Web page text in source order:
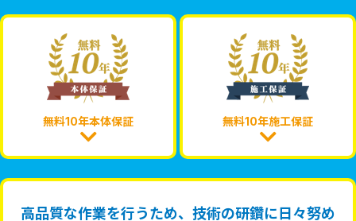
無料10年本体保証 無料10年施工保証
高品質な作業を行うため、技術の研鑽に日々努め